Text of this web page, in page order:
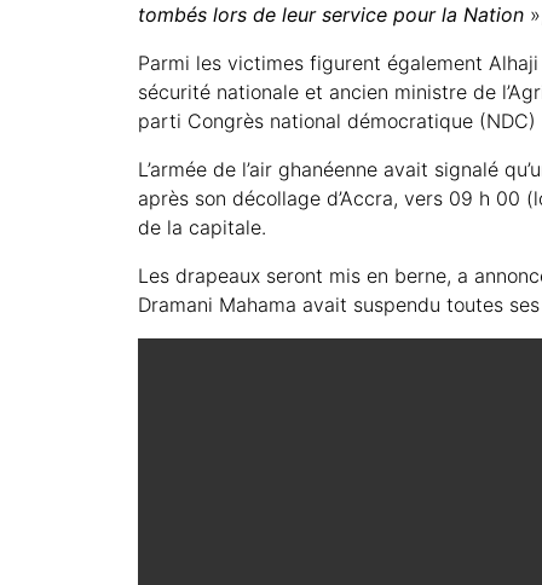
tombés lors de leur service pour la Nation
Parmi les victimes figurent également
sécurité nationale et ancien ministre de
parti Congrès national démocratique
L’armée de l’air ghanéenne avait signalé
après son décollage d’Accra, vers 09 h 00
de la capitale.
Les drapeaux seront mis en berne, a
Dramani Mahama avait suspendu toutes